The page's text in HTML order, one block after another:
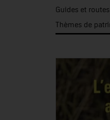
Guides et
Thèmes de